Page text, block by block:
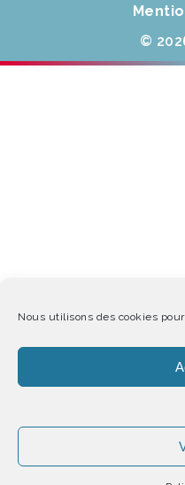
Nous utilisons des cookies
©